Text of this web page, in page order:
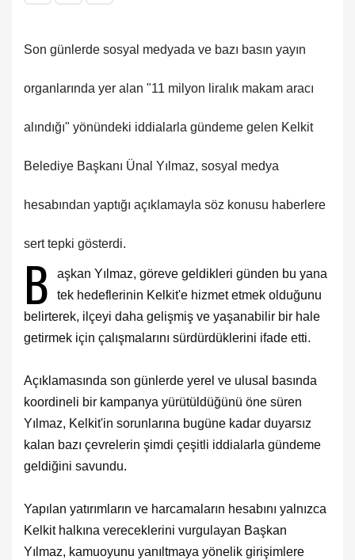
Son günlerde sosyal medyada ve bazı basın yayın
organlarında yer alan "11 milyon liralık makam aracı
alındığı" yönündeki iddialarla gündeme gelen Kelkit
Belediye Başkanı Ünal Yılmaz, sosyal medya
hesabından yaptığı açıklamayla söz konusu haberlere
sert tepki gösterdi.
B
aşkan Yılmaz, göreve geldikleri günden bu yana
tek hedeflerinin Kelkit'e hizmet etmek olduğunu
belirterek, ilçeyi daha gelişmiş ve yaşanabilir bir hale
getirmek için çalışmalarını sürdürdüklerini ifade etti.
Açıklamasında son günlerde yerel ve ulusal basında
koordineli bir kampanya yürütüldüğünü öne süren
Yılmaz, Kelkit'in sorunlarına bugüne kadar duyarsız
kalan bazı çevrelerin şimdi çeşitli iddialarla gündeme
geldiğini savundu.
Yapılan yatırımların ve harcamaların hesabını yalnızca
Kelkit halkına vereceklerini vurgulayan Başkan
Yılmaz, kamuoyunu yanıltmaya yönelik girişimlere